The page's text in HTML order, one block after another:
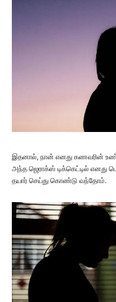
இதனால், நான் எனது கணவரின்
அந்த ஜெராக்ஸ் டிக்கெட்டில் எனது
தயார் செய்து கொண்டு வந்தோம்.